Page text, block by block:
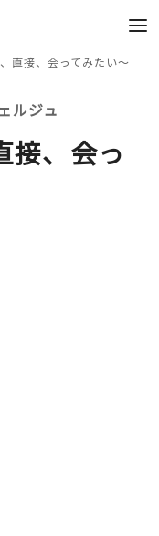
直接、会ってみたい～
ルジュ
接、会っ